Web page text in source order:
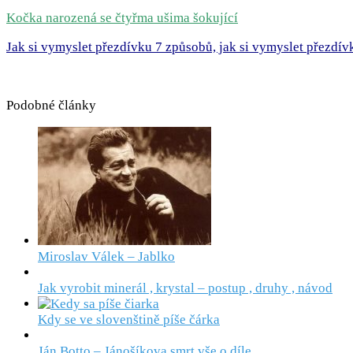
Kočka narozená se čtyřma ušima šokující
Jak si vymyslet přezdívku 7 způsobů, jak si vymyslet
Podobné články
Miroslav Válek – Jablko
Jak vyrobit minerál , krystal – postup , druhy , návod
Kdy se ve slovenštině píše čárka